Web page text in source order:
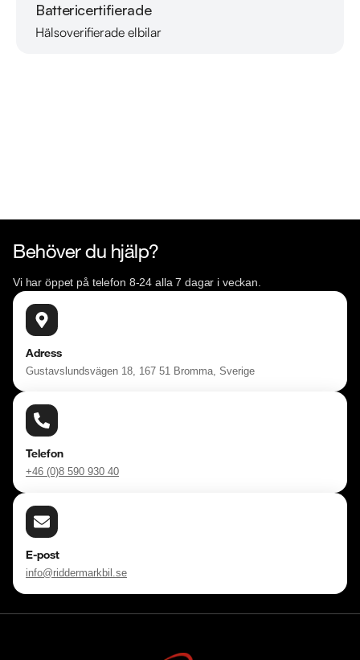
Besökstider i butik:
idag för att reservera din bil: 021-540 08 00. Vi erbjuder
även skräddarsydd finansiering och 14 dagars fri försäkring
från Folksam.
Se hur vi genomför våra tester här:
https://vimeo.com/1011323016
Välkomna!
Battericertifierade
Hälsoverifierade elbilar
Läs mer om oss
Behöver du hjälp?
Vi har öppet på telefon 8-24 alla 7 dagar i veckan.
Adress
Gustavslundsvägen 18, 167 51 Bromma, Sverige
Telefon
+46 (0)8 590 930 40
E-post
info@riddermarkbil.se